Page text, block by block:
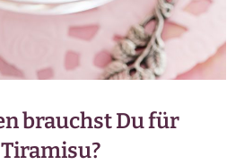
brauchst Du für